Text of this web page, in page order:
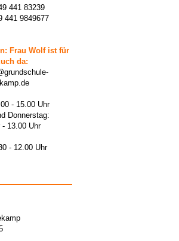
441 83239
441 9849677
Frau Wolf ist für
da:
- 15.00 Uhr
Donnerstag:
- 13.00 Uhr
- 12.00 Uhr